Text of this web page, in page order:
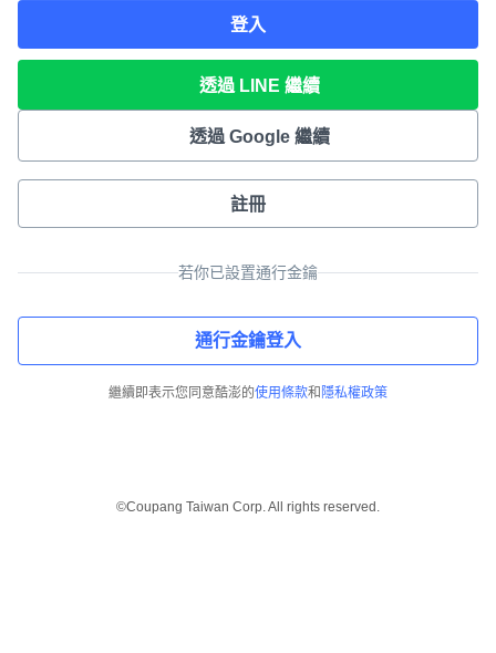
登入
透過 LINE 繼續
透過 Google 繼續
註冊
若你已設置通行金鑰
通行金鑰登入
繼續即表示您同意酷澎的使用條款和 隱私權政策
©Coupang Taiwan Corp. All rights reserved.